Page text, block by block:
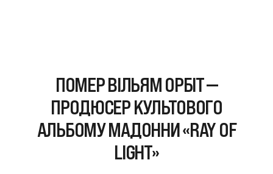
ПОМЕР ВІЛЬЯМ ОРБІТ —
ПРОДЮСЕР КУЛЬТОВОГО
АЛЬБОМУ МАДОННИ «RAY OF
LIGHT»